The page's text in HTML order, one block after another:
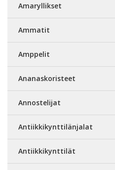
Amaryllikset
Ammatit
Amppelit
Ananaskoristeet
Annostelijat
Antiikkikynttilänjalat
Antiikkikynttilät